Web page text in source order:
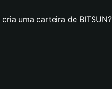
uma carteira de BITSUN?